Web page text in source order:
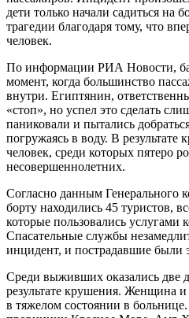
дети только начали садиться на
трагедии благодаря тому, что
человек.
По информации РИА Новости,
момент, когда большинство
внутри. Египтянин,
«стоп», но успел это сделать
паниковали и пытались
погружаясь в воду. В
человек, среди которых пятеро
несовершеннолетних.
Согласно данным Генерального
борту находились 45 туристов,
которые пользовались услугами
Спасательные службы
инцидент, и пострадавшие были
Среди выживших оказались две
результате крушения. Женщина и
в тяжелом состоянии в